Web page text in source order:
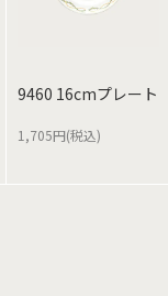
9460 16cmプレート
1,705円(税込)